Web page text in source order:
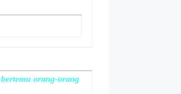
orang-orang